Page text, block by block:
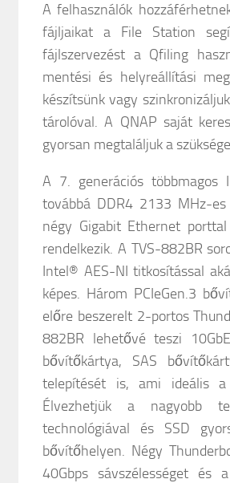
A felhasználók
fájljaikat a File Station
fájlszervezést a Qfiling
mentési és helyreállítási
készítsünk vagy
tárolóval. A QNAP saját
gyorsan megtaláljuk a
A 7. generációs többmagos
továbbá DDR4 2133 MHz-
négy Gigabit Ethernet
rendelkezik. A TVS-882BR
Intel® AES-NI titkosítással
képes. Három PCIeGen.3
előre beszerelt 2-portos
882BR lehetővé teszi
bővítőkártya, SAS
telepítését is, ami ideális a
Élvezhetjük a nagyobb
technológiával és SSD
bővítőhelyen. Négy
40Gbps sávszélességet és